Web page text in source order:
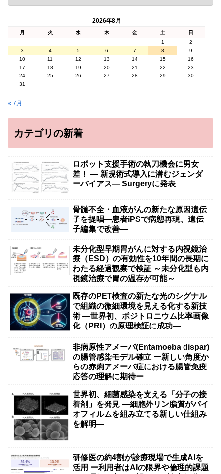
2026年8月
月 火 水 木 金 土
日
1
2
3
4 5 6 7 8
9
10
11 12 13 14 15
16
17
18 19 20 21 22
23
24
25 26 27 28 29
30
31
« 7月
カテゴリの新着
ロボット支援手術の執刀機会に男女
差！ — 新規術式導入に潜むジェンダ
ーバイアス— Surgeryに発表
骨髄不全・血液がんの新たな原因遺伝
子を提唱―患者iPSで病態再現、遺伝
子編集で改善―
未分化型早期胃がんに対する内視鏡治
療（ESD）の有効性を10年間の長期に
わたる経過観察で検証 ～未分化型も内
視鏡治療で胃の温存が可能～
既存のPET検査の新たな光のシグナル
で組織の微細環境を見える化する新技
術 ―世界初、ポジトロニウム比率画像
化（PRI）の原理検証に成功―
非病原性アメーバ(Entamoeba dispar)
の腸管感染モデル確立 ー新しい角度か
らの赤痢アメーバ症における腸管免疫
応答の理解に期待ー
世界初、細菌感染を支える「分子の接
着剤」を発見 ―細胞外リン脂質がバイ
オフィルムを組み立てる新しい仕組み
を解明―
研修医の約4割が診療現場で生成AIを
活用 ー利用者はAIの限界や倫理的課題